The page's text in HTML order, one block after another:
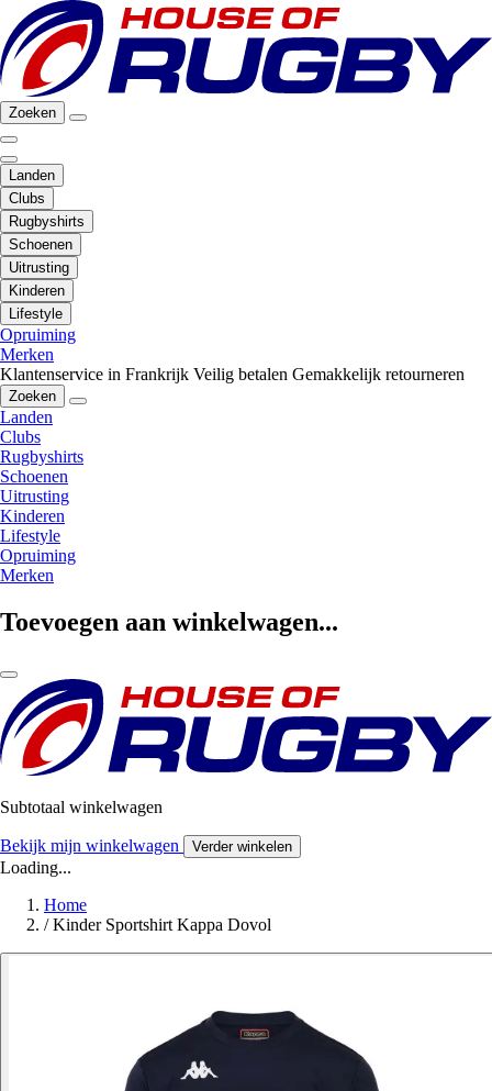
Zoeken
Landen
Clubs
Rugbyshirts
Schoenen
Uitrusting
Kinderen
Lifestyle
Opruiming
Merken
Klantenservice in Frankrijk Veilig betalen Gemakkelijk retourneren
Zoeken
Landen
Clubs
Rugbyshirts
Schoenen
Uitrusting
Kinderen
Lifestyle
Opruiming
Merken
Toevoegen aan winkelwagen...
Subtotaal winkelwagen
Bekijk mijn winkelwagen Verder winkelen
Loading...
Home
/ Kinder Sportshirt Kappa Dovol